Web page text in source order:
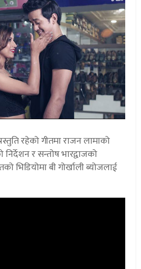
रहेको गीतमा राजन लामाको
र सन्तोष भारद्वाजको
भिडियोमा बी गोर्खाली ब्योजलाई